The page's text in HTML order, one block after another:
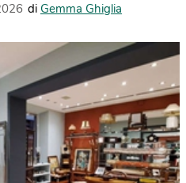
di Gemma Ghiglia